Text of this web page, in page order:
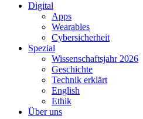
Digital
Apps
Wearables
Cybersicherheit
Spezial
Wissenschaftsjahr 2026
Geschichte
Technik erklärt
English
Ethik
Über uns